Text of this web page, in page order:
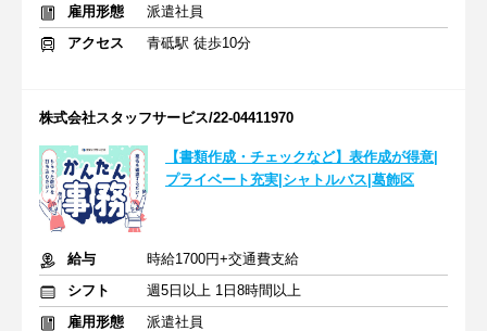
雇用形態
派遣社員
アクセス
青砥駅 徒歩10分
株式会社スタッフサービス/22-04411970
【書類作成・チェックなど】表作成が得意|
プライベート充実|シャトルバス|葛飾区
給与
時給1700円+交通費支給
シフト
週5日以上 1日8時間以上
雇用形態
派遣社員